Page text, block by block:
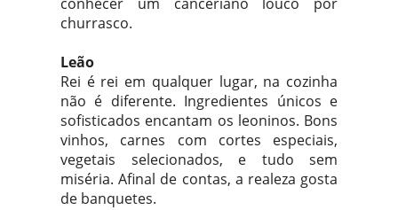
churrasco.
Leão
Rei é rei em qualquer lugar, na cozinha
não é diferente. Ingredientes únicos e
sofisticados encantam os leoninos. Bons
vinhos, carnes com cortes especiais,
vegetais selecionados, e tudo sem
miséria. Afinal de contas, a realeza gosta
de banquetes.